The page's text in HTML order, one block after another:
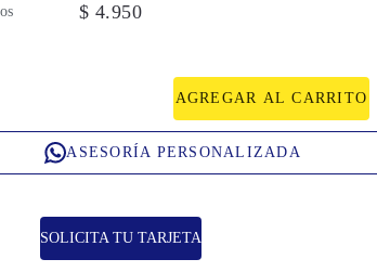
$ 4.950
AGREGAR AL CARRITO
ASESORÍA PERSONALIZADA
SOLICITA TU TARJETA